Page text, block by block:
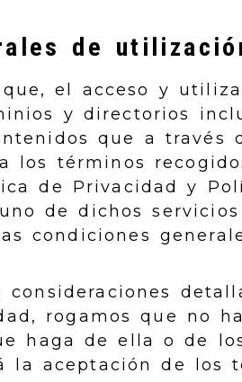
de
que, el acceso y
y directorios
que a través
los términos
de Privacidad y
de dichos
condiciones
rogamos que no
haga de ella o de
la aceptación de los